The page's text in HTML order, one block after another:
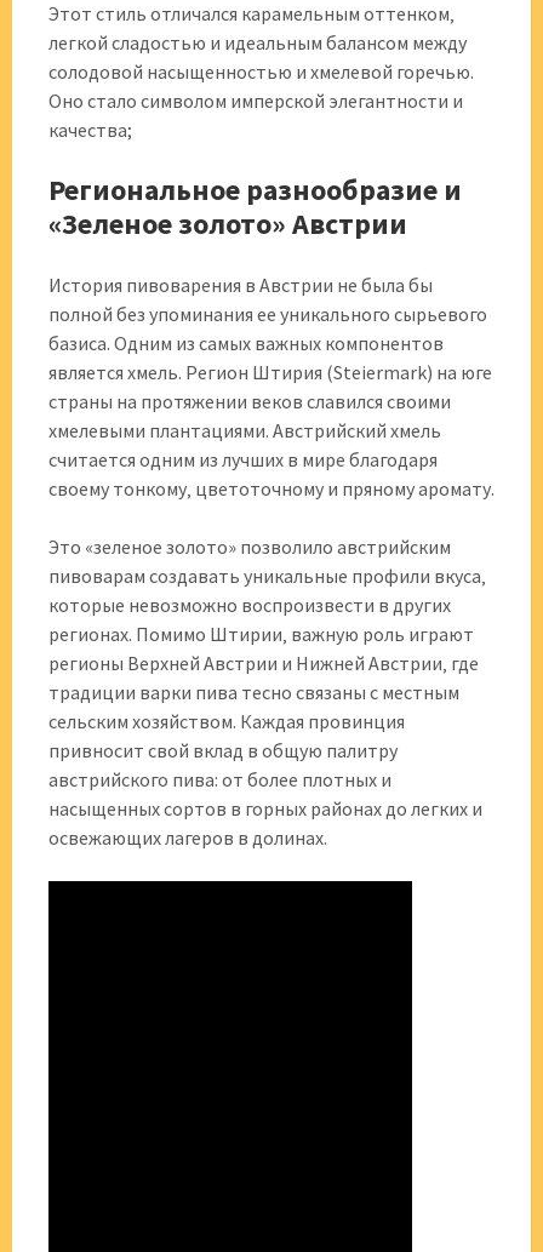
Этот стиль отличался карамельным оттенком‚
легкой сладостью и идеальным балансом между
солодовой насыщенностью и хмелевой горечью.
Оно стало символом имперской элегантности и
качества;
Региональное разнообразие и
«Зеленое золото» Австрии
История пивоварения в Австрии не была бы
полной без упоминания ее уникального сырьевого
базиса. Одним из самых важных компонентов
является хмель. Регион Штирия (Steiermark) на юге
страны на протяжении веков славился своими
хмелевыми плантациями. Австрийский хмель
считается одним из лучших в мире благодаря
своему тонкому‚ цветоточному и пряному аромату.
Это «зеленое золото» позволило австрийским
пивоварам создавать уникальные профили вкуса‚
которые невозможно воспроизвести в других
регионах. Помимо Штирии‚ важную роль играют
регионы Верхней Австрии и Нижней Австрии‚ где
традиции варки пива тесно связаны с местным
сельским хозяйством. Каждая провинция
привносит свой вклад в общую палитру
австрийского пива: от более плотных и
насыщенных сортов в горных районах до легких и
освежающих лагеров в долинах.